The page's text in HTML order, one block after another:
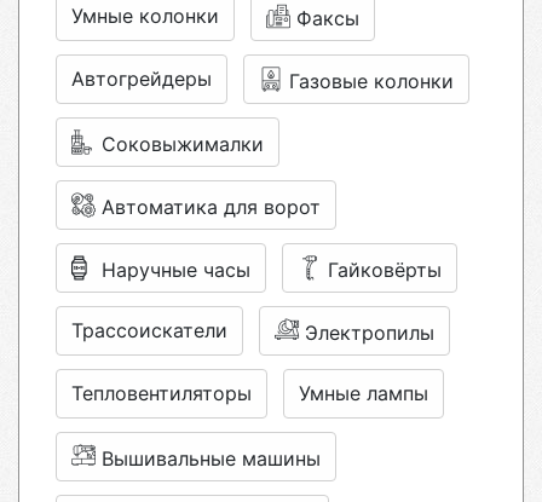
Умные колонки Факсы
Автогрейдеры Газовые колонки
Соковыжималки
Автоматика для ворот
Наручные часы Гайковёрты
Трассоискатели Электропилы
Тепловентиляторы Умные лампы
Вышивальные машины